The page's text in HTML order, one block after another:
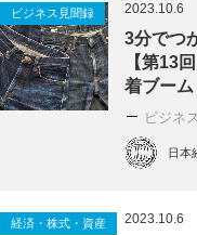
ビジネス見聞録 2023.10.6
3分でつ
【第13
着ブーム
ビジネ
日本
経済・株式・資産 2023.10.6